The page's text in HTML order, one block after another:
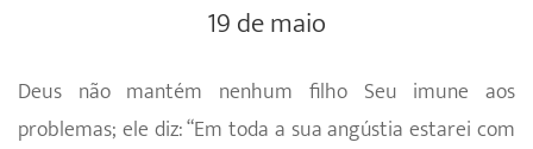
19 de maio
Deus não mantém nenhum filho Seu imune aos
problemas; ele diz: “Em toda a sua angústia estarei com